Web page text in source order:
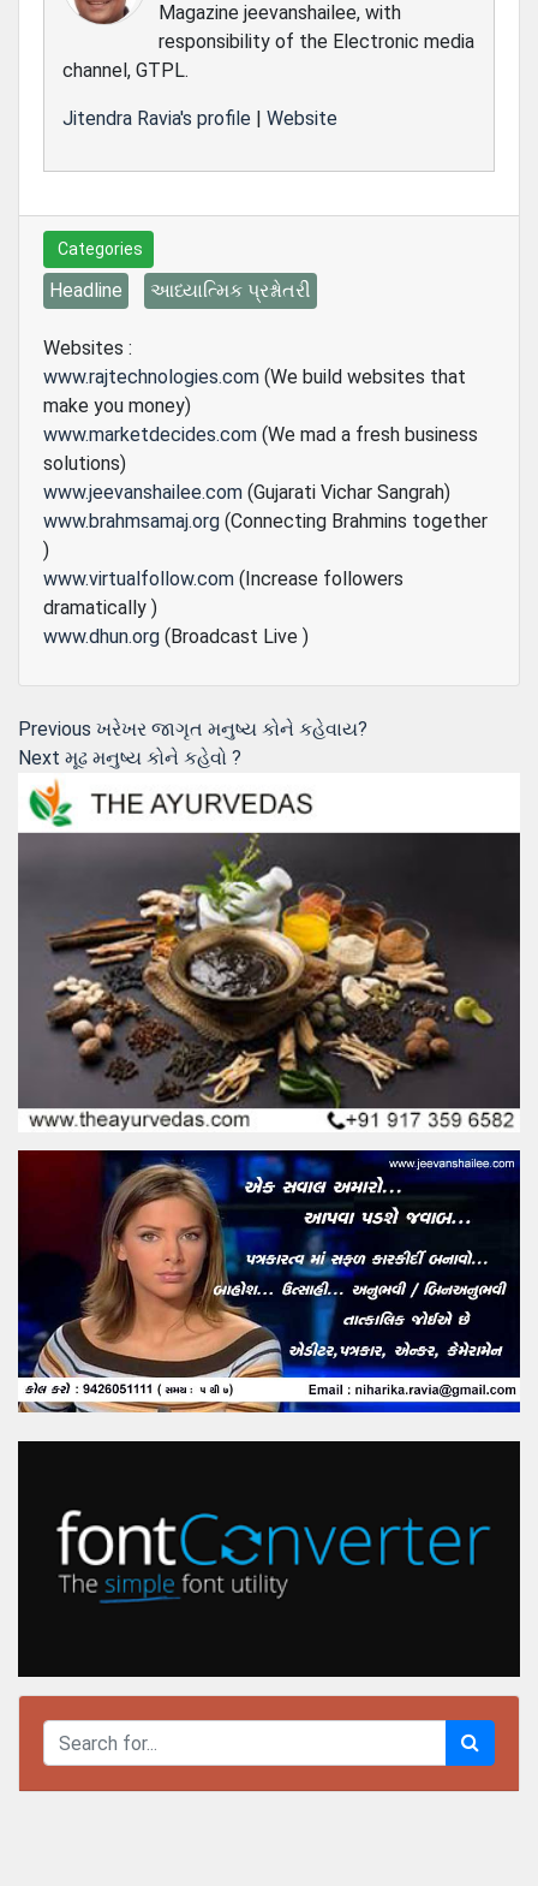
Magazine jeevanshailee, with
responsibility of the Electronic media
channel, GTPL.
Jitendra Ravia's profile | Website
Categories
Headline આધ્યાત્મિક પ્રશ્નોતરી
Websites :
www.rajtechnologies.com (We build websites that
make you money)
www.marketdecides.com (We mad a fresh business
solutions)
www.jeevanshailee.com (Gujarati Vichar Sangrah)
www.brahmsamaj.org (Connecting Brahmins together
)
www.virtualfollow.com (Increase followers
dramatically )
www.dhun.org (Broadcast Live )
Post
navigation
Previous Previous
post:
ખરેખર જાગૃત મનુષ્ય કોને કહેવાય?
Next Next
મૂઢ મનુષ્ય કોને કહેવો ?